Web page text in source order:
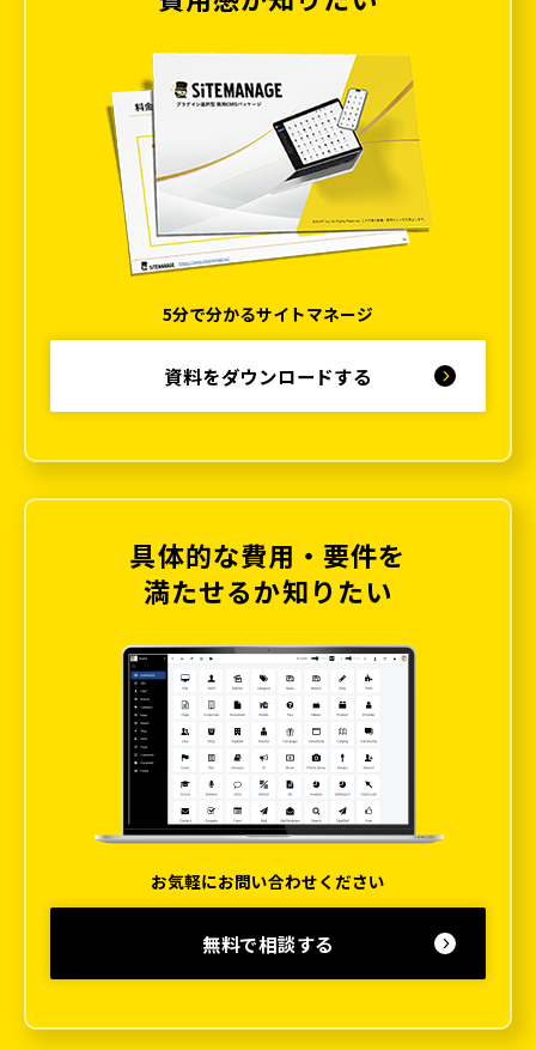
5分で分かるサイトマネージ
資料をダウンロードする
具体的な費用・要件を
満たせるか知りたい
お気軽にお問い合わせください
無料で相談する